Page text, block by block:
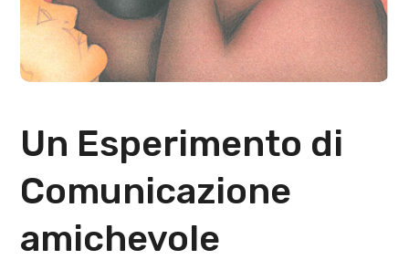
Un Esperimento di
Comunicazione
amichevole